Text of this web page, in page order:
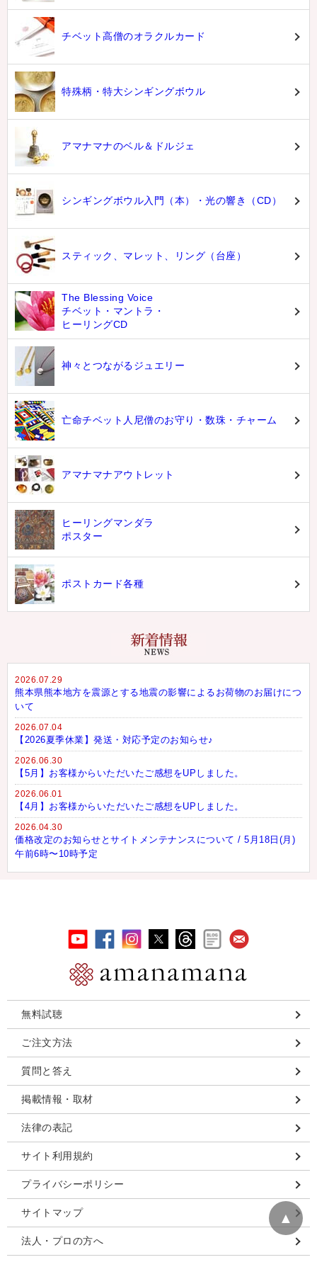
チベット高僧のオラクルカード
特殊柄・特大シンギングボウル
アマナマナのベル＆ドルジェ
シンギングボウル入門（本）・光の響き（CD）
スティック、マレット、リング（台座）
The Blessing Voice
チベット・マントラ・
ヒーリングCD
神々とつながるジュエリー
亡命チベット人尼僧のお守り・数珠・チャーム
アマナマナアウトレット
ヒーリングマンダラ
ポスター
ポストカード各種
2026.07.29
熊本県熊本地方を震源とする地震の影響によるお荷物のお届けにつ
いて
2026.07.04
【2026夏季休業】発送・対応予定のお知らせ♪
2026.06.30
【5月】お客様からいただいたご感想をUPしました。
2026.06.01
【4月】お客様からいただいたご感想をUPしました。
2026.04.30
価格改定のお知らせとサイトメンテナンスについて / 5月18日(月)
午前6時〜10時予定
無料試聴
ご注文方法
質問と答え
掲載情報・取材
法律の表記
サイト利用規約
プライバシーポリシー
サイトマップ
法人・プロの方へ
▲